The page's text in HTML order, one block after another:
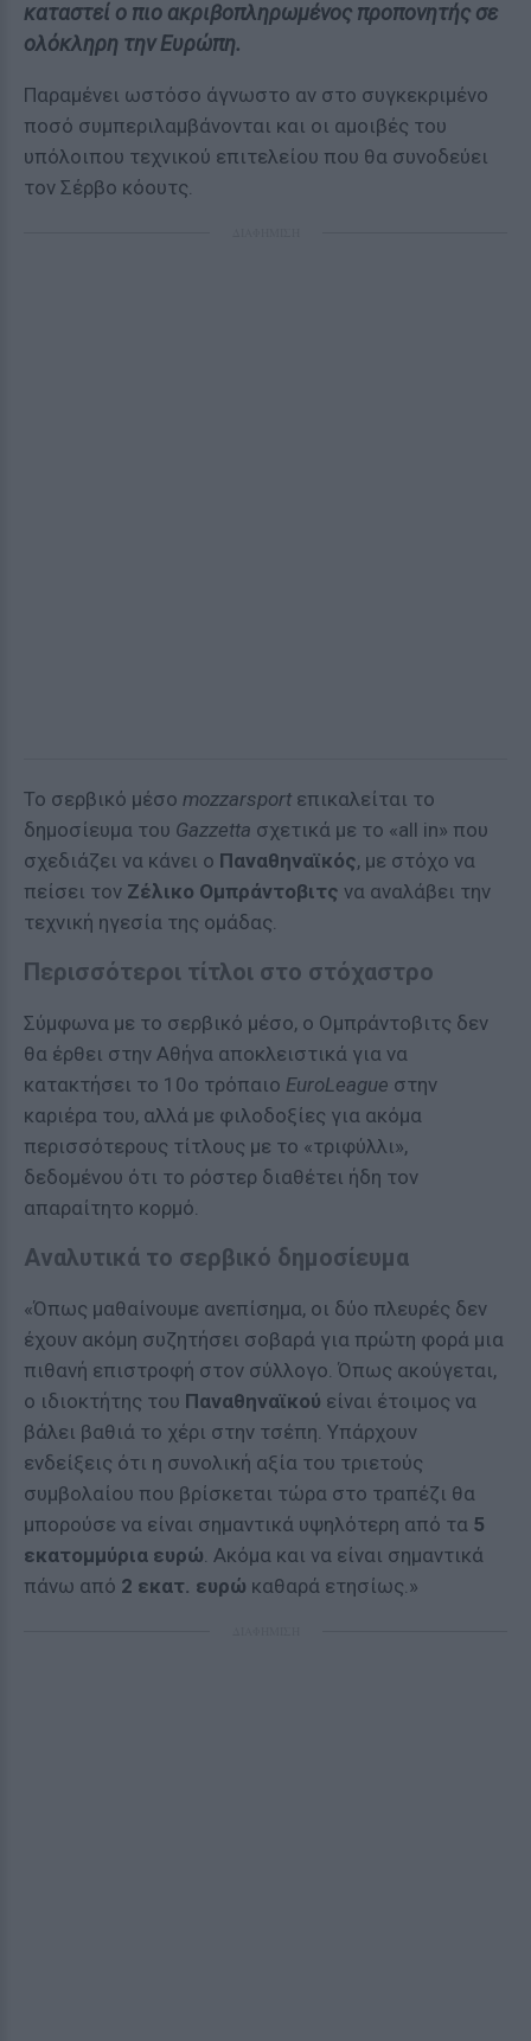
καταστεί ο πιο ακριβοπληρωμένος προπονητής σε
ολόκληρη την Ευρώπη.
Παραμένει ωστόσο άγνωστο αν στο συγκεκριμένο
ποσό συμπεριλαμβάνονται και οι αμοιβές του
υπόλοιπου τεχνικού επιτελείου που θα συνοδεύει
τον Σέρβο κόουτς.
Το σερβικό μέσο mozzarsport επικαλείται το
δημοσίευμα του Gazzetta σχετικά με το «all in» που
σχεδιάζει να κάνει ο Παναθηναϊκός, με στόχο να
πείσει τον Ζέλικο Ομπράντοβιτς να αναλάβει την
τεχνική ηγεσία της ομάδας.
Περισσότεροι τίτλοι στο στόχαστρο
Σύμφωνα με το σερβικό μέσο, ο Ομπράντοβιτς δεν
θα έρθει στην Αθήνα αποκλειστικά για να
κατακτήσει το 10ο τρόπαιο EuroLeague στην
καριέρα του, αλλά με φιλοδοξίες για ακόμα
περισσότερους τίτλους με το «τριφύλλι»,
δεδομένου ότι το ρόστερ διαθέτει ήδη τον
απαραίτητο κορμό.
Αναλυτικά το σερβικό δημοσίευμα
«Όπως μαθαίνουμε ανεπίσημα, οι δύο πλευρές δεν
έχουν ακόμη συζητήσει σοβαρά για πρώτη φορά μια
πιθανή επιστροφή στον σύλλογο. Όπως ακούγεται,
ο ιδιοκτήτης του Παναθηναϊκού είναι έτοιμος να
βάλει βαθιά το χέρι στην τσέπη. Υπάρχουν
ενδείξεις ότι η συνολική αξία του τριετούς
συμβολαίου που βρίσκεται τώρα στο τραπέζι θα
μπορούσε να είναι σημαντικά υψηλότερη από τα 5
εκατομμύρια ευρώ. Ακόμα και να είναι σημαντικά
πάνω από 2 εκατ. ευρώ καθαρά ετησίως.»